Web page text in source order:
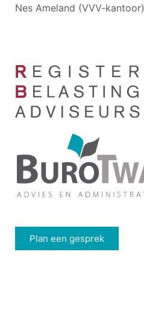
Nes Ameland (VVV-kantoor)
Plan een gesprek